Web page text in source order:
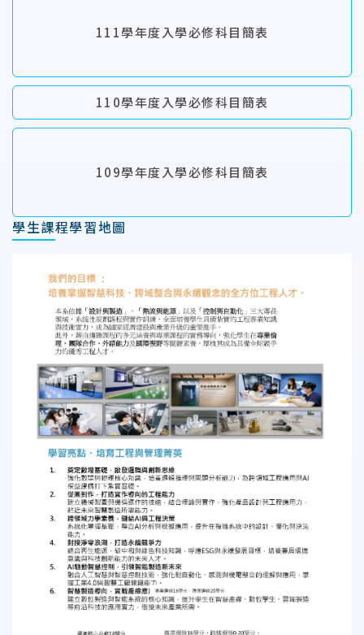
111學年度入學必修科目簡表
110學年度入學必修科目簡表
109學年度入學必修科目簡表
學生課程學習地圖